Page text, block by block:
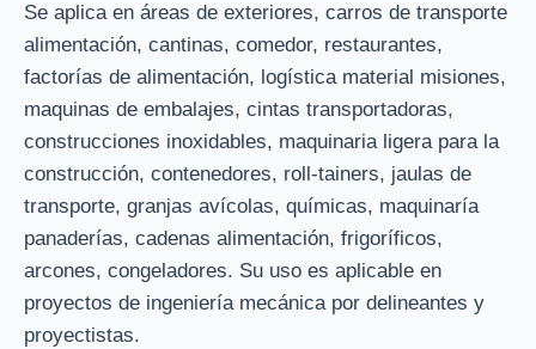
Se aplica en áreas de exteriores, carros de transporte
alimentación, cantinas, comedor, restaurantes,
factorías de alimentación, logística material misiones,
maquinas de embalajes, cintas transportadoras,
construcciones inoxidables, maquinaria ligera para la
construcción, contenedores, roll-tainers, jaulas de
transporte, granjas avícolas, químicas, maquinaría
panaderías, cadenas alimentación, frigoríficos,
arcones, congeladores. Su uso es aplicable en
proyectos de ingeniería mecánica por delineantes y
proyectistas.